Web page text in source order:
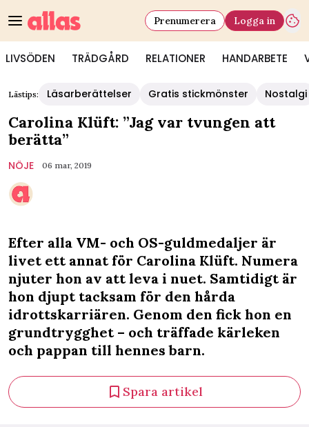
LIVSÖDEN TRÄDGÅRD RELATIONER HANDARBETE
Prenumerera Logga in
Lästips: Läsarberättelser Gratis stickmönster Nostalgi
Carolina Klüft: ”Jag var tvungen att
berätta”
NÖJE 06 mar, 2019
Efter alla VM- och OS-guldmedaljer är
livet ett annat för Carolina Klüft. Numera
njuter hon av att leva i nuet. Samtidigt är
hon djupt tacksam för den hårda
idrottskarriären. Genom den fick hon en
grundtrygghet – och träffade kärleken
och pappan till hennes barn.
Spara artikel